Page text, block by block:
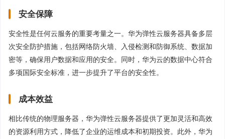
安全保障
安全性是任何云服务的重要考量之一。华为弹性云服务器具备多层
次安全防护措施，包括网络防火墙、入侵检测和防御系统、数据加
密等，确保用户数据和应用的安全。同时，华为云的数据中心符合
多项国际安全标准，进一步提升了平台的安全性。
成本效益
相比传统的物理服务器，华为弹性云服务器提供了更加灵活和高效
的资源利用方式，降低了企业的运维成本和初期投资。此外，华为